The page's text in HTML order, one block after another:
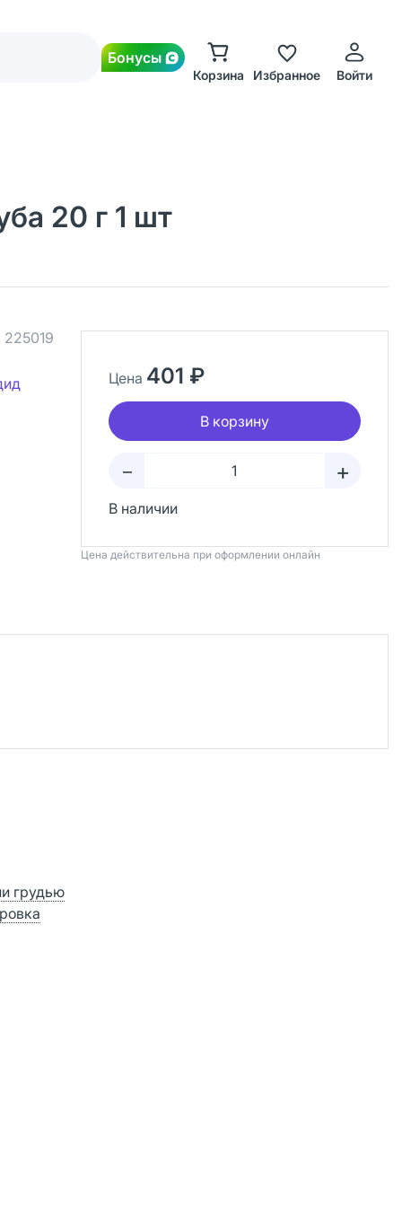
Бонусы
Корзина Избранное Войти
20 г 1 шт
225019
Цена 401 ₽
В корзину
– +
В наличии
Цена действительна при оформлении онлайн
грудью